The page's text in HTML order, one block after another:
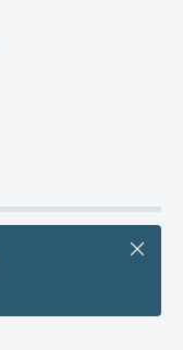
Fermer